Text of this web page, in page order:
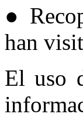
●
han
El uso